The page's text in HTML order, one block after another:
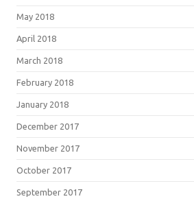
May 2018
April 2018
March 2018
February 2018
January 2018
December 2017
November 2017
October 2017
September 2017